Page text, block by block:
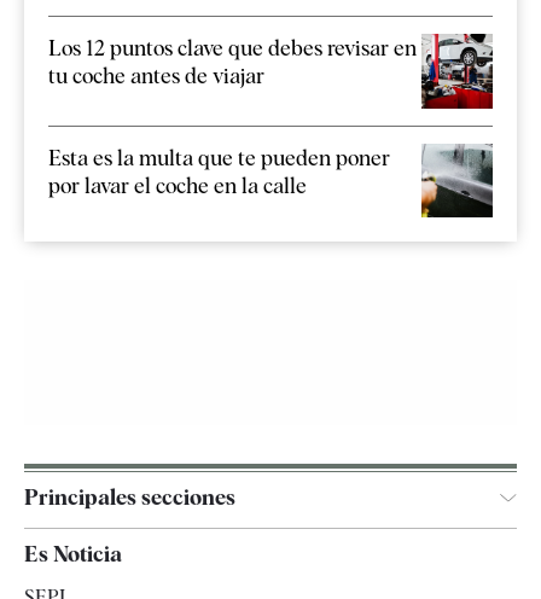
Los 12 puntos clave que debes revisar en
tu coche antes de viajar
Esta es la multa que te pueden poner
por lavar el coche en la calle
Principales secciones
España
Es Noticia